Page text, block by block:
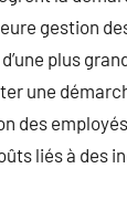
gestion
plus
une
des
liés à des